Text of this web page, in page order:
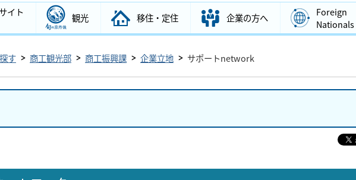
イト 観光 移住・定住 企業の方へ
Foreign
Nationals
す 商工観光部 商工振興課 企業立地 サポートnetwork